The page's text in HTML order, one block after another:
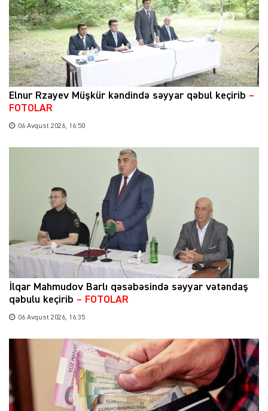
Elnur Rzayev Müşkür kəndində səyyar qəbul keçirib –
FOTOLAR
06 Avqust 2026, 16:50
İlqar Mahmudov Barlı qəsəbəsində səyyar vətəndaş
qəbulu keçirib – FOTOLAR
06 Avqust 2026, 16:35